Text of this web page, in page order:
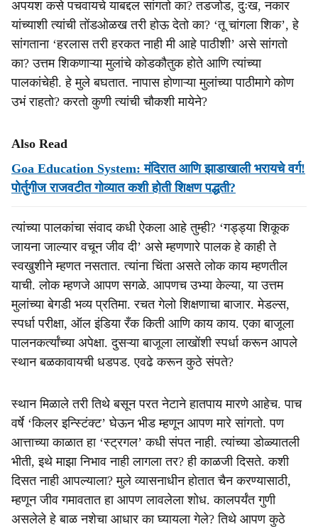
अपयश कसे पचवायचे याबद्दल सांगतो का? तडजोड, दुःख, नकार
यांच्याशी त्यांची तोंडओळख तरी होऊ देतो का? ‘तू चांगला शिक’, हे
सांगताना ‘हरलास तरी हरकत नाही मी आहे पाठीशी’ असे सांगतो
का? उत्तम शिकणाऱ्या मुलांचे कोडकौतुक होते आणि त्यांच्या
पालकांचेही. हे मुले बघतात. नापास होणाऱ्या मुलांच्या पाठीमागे कोण
उभं राहतो? करतो कुणी त्यांची चौकशी मायेने?
Also Read
Goa Education System: मंदिरात आणि झाडाखाली भरायचे वर्ग!
पोर्तुगीज राजवटीत गोव्यात कशी होती शिक्षण पद्धती?
त्यांच्या पालकांचा संवाद कधी ऐकला आहे तुम्ही? ‘गड्ड्या शिकूक
जायना जाल्यार वचून जीव दी’ असे म्हणणारे पालक हे काही ते
स्वखुशीने म्हणत नसतात. त्यांना चिंता असते लोक काय म्हणतील
याची. लोक म्हणजे आपण सगळे. आपणच उभ्या केल्या, या उत्तम
मुलांच्या बेगडी भव्य प्रतिमा. रचत गेलो शिक्षणाचा बाजार. मेडल्स,
स्पर्धा परीक्षा, ऑल इंडिया रँक किती आणि काय काय. एका बाजूला
पालनकर्त्यांच्या अपेक्षा. दुसऱ्या बाजूला लाखोंशी स्पर्धा करून आपले
स्थान बळकावायची धडपड. एवढे करून कुठे संपते?
स्थान मिळाले तरी तिथे बसून परत नेटाने हातपाय मारणे आहेच. पाच
वर्षे ‘किलर इन्स्टिंक्ट’ घेऊन भीड म्हणून आपण मारे सांगतो. पण
आत्ताच्या काळात हा ‘स्ट्रगल’ कधी संपत नाही. त्यांच्या डोळ्यातली
भीती, इथे माझा निभाव नाही लागला तर? ही काळजी दिसते. कशी
दिसत नाही आपल्याला? मुले व्यासनाधीन होतात चैन करण्यासाठी,
म्हणून जीव गमावतात हा आपण लावलेला शोध. कालपर्यंत गुणी
असलेले हे बाळ नशेचा आधार का घ्यायला गेले? तिथे आपण कुठे